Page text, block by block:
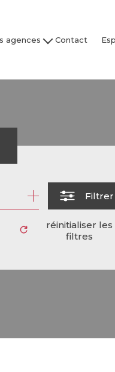
agences Contact
Espace
Filtrer
réinitialiser les
filtres